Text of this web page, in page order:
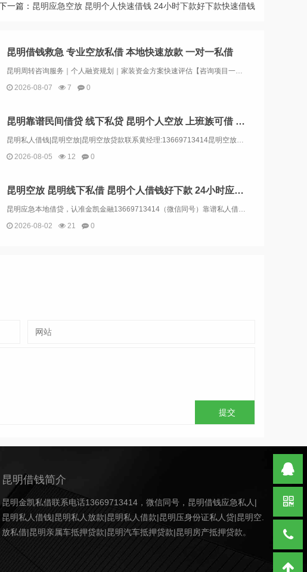
一篇： 昆明应急空放 昆明个人快速借钱 24小时下款好下款快速借钱
昆明借钱救急 专业空放私借 本地快速放款 一对一私借
昆明周转咨询服务｜个人融资规划｜家装资金方案快速评估【咨询项目一览】个人应急资金咨询：规划额度5000-100000协助个人与企业对接银行信贷、机动车融资、房产融资、短期应急资金、商家经营周转、装修资金规划、保单融资、过桥业务咨询、公积金信...
2026-08-07
7 0
昆明靠谱民间借贷 线下私贷 昆明个人空放 上班族可借 无需抵押
昆明私人借钱|昆明空放|昆明空放贷款联系黄经理:13669713414昆明空放诚信团队应急周转，流程简单，条件宽松，可上门办理，不看征信放款。让你沉睡的资金流动起来解决你的资金需求和燃眉之急，根据您的实际情况量身定制，合理合法操作帮您分...
2026-08-05
12 0
昆明空放 昆明线下私借 昆明个人借钱好下款 24小时应急借钱
昆明应急本地借贷，认准金凯金融13669713414（微信同号）靠谱私人借款民间借贷，专业正规的应急私人借贷。公司主要业务包括:个人无抵押贷款、急用钱、小额贷款、企业贷款、民间贷款、创业贷款、无抵押贷款、经营贷款、短期借款、循环贷款、...
2026-08-02
21 0
昆明借钱简介
昆明金凯私借联系电话13669713414，微信同号，昆明借钱应急私人|
昆明私人借钱|昆明私人放款|昆明私人借款|昆明压身份证私人贷|昆明空.
放私借|昆明亲属车抵押贷款|昆明汽车抵押贷款|昆明房产抵押贷款。